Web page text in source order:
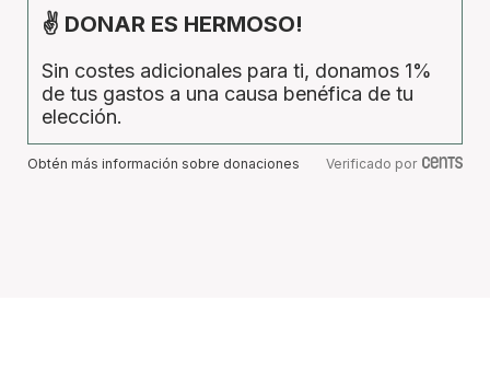
✌ DONAR ES HERMOSO!
Sin costes adicionales para ti, donamos 1%
de tus gastos a una causa benéfica de tu
elección.
Obtén más información sobre donaciones Verificado por